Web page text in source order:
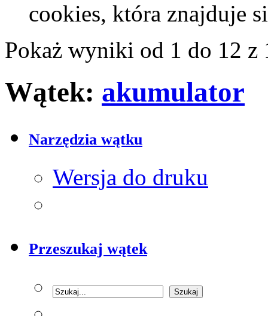
cookies, która znajduje
Pokaż wyniki od 1 do 12 z
Wątek: akumulator
Narzędzia wątku
Wersja do druku
Przeszukaj wątek